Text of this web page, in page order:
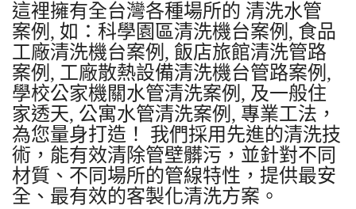
這裡擁有全台灣各種場所的 清洗水管
案例, 如：科學園區清洗機台案例, 食品
工廠清洗機台案例, 飯店旅館清洗管路
案例, 工廠散熱設備清洗機台管路案例,
學校公家機關水管清洗案例, 及一般住
家透天, 公寓水管清洗案例, 專業工法，
為您量身打造！ 我們採用先進的清洗技
術，能有效清除管壁髒污，並針對不同
材質、不同場所的管線特性，提供最安
全、最有效的客製化清洗方案。